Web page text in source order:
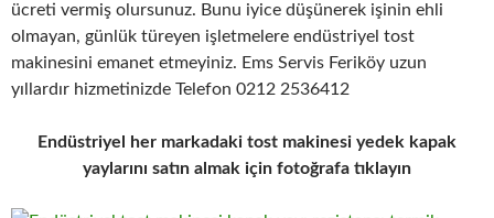
ücreti vermiş olursunuz. Bunu iyice düşünerek işinin ehli
olmayan, günlük türeyen işletmelere endüstriyel tost
makinesini emanet etmeyiniz. Ems Servis Feriköy uzun
yıllardır hizmetinizde Telefon 0212 2536412
Endüstriyel her markadaki tost makinesi yedek kapak
yaylarını satın almak için fotoğrafa tıklayın